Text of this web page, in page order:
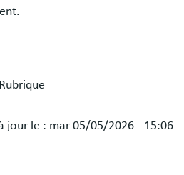
jour le : mar 05/05/2026 - 15:06